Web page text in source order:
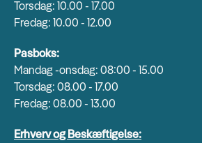
Torsdag: 10.00 - 17.00
Fredag: 10.00 - 12.00
Pasboks:
Mandag -onsdag: 08:00 - 15.00
Torsdag: 08.00 - 17.00
Fredag: 08.00 - 13.00
Erhverv og Beskæftigelse: